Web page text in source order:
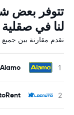
تتوفر بعض
لنا في صقلية
نقدم مقارنة بين
Alamo